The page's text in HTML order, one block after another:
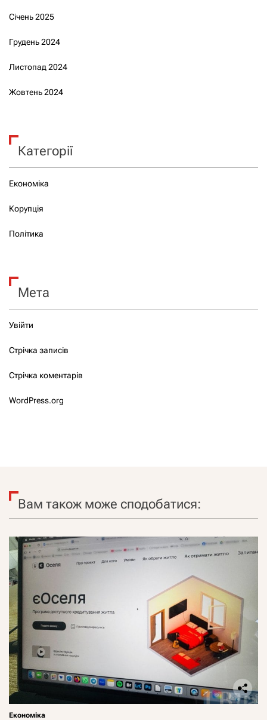
Січень 2025
Грудень 2024
Листопад 2024
Жовтень 2024
Категорії
Економіка
Корупція
Політика
Мета
Увійти
Стрічка записів
Стрічка коментарів
WordPress.org
Вам також може сподобатися:
Економіка